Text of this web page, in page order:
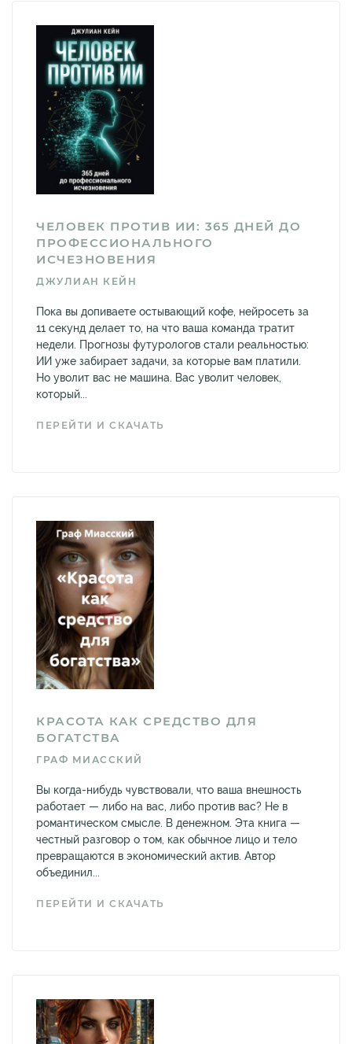
ЧЕЛОВЕК ПРОТИВ ИИ: 365 ДНЕЙ ДО
ПРОФЕССИОНАЛЬНОГО
ИСЧЕЗНОВЕНИЯ
ДЖУЛИАН КЕЙН
Пока вы допиваете остывающий кофе, нейросеть за
11 секунд делает то, на что ваша команда тратит
недели. Прогнозы футурологов стали реальностью:
ИИ уже забирает задачи, за которые вам платили.
Но уволит вас не машина. Вас уволит человек,
который...
ПЕРЕЙТИ И СКАЧАТЬ
КРАСОТА КАК СРЕДСТВО ДЛЯ
БОГАТСТВА
ГРАФ МИАССКИЙ
Вы когда-нибудь чувствовали, что ваша внешность
работает — либо на вас, либо против вас? Не в
романтическом смысле. В денежном. Эта книга —
честный разговор о том, как обычное лицо и тело
превращаются в экономический актив. Автор
объединил...
ПЕРЕЙТИ И СКАЧАТЬ